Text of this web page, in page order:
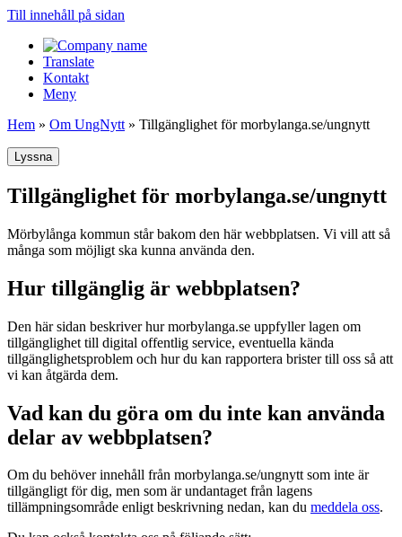
Till innehåll på sidan
Translate
Kontakt
Meny
Hem » Om UngNytt » Tillgänglighet för morbylanga.se/ungnytt
Lyssna
Tillgänglighet för morbylanga.se/ungnytt
Mörbylånga kommun står bakom den här webbplatsen. Vi vill att så
många som möjligt ska kunna använda den.
Hur tillgänglig är webbplatsen?
Den här sidan beskriver hur morbylanga.se uppfyller lagen om
tillgänglighet till digital offentlig service, eventuella kända
tillgänglighetsproblem och hur du kan rapportera brister till oss så att
vi kan åtgärda dem.
Vad kan du göra om du inte kan använda
delar av webbplatsen?
Om du behöver innehåll från morbylanga.se/ungnytt som inte är
tillgängligt för dig, men som är undantaget från lagens
tillämpningsområde enligt beskrivning nedan, kan du meddela oss.